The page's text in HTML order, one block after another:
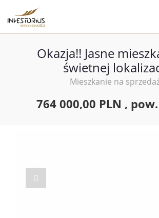
Okazja!! Jasne
świetnej
Mieszkanie na
764 000,00 PLN , pow.